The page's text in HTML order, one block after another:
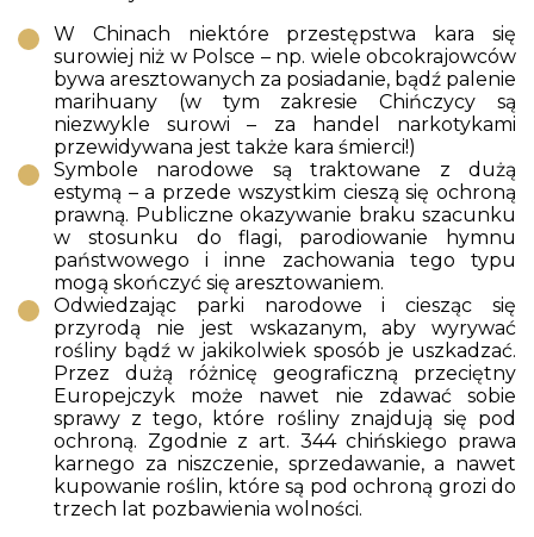
W Chinach niektóre przestępstwa kara się
surowiej niż w Polsce – np. wiele obcokrajowców
bywa aresztowanych za posiadanie, bądź palenie
marihuany (w tym zakresie Chińczycy są
niezwykle surowi – za handel narkotykami
przewidywana jest także kara śmierci!)
Symbole narodowe są traktowane z dużą
estymą – a przede wszystkim cieszą się ochroną
prawną. Publiczne okazywanie braku szacunku
w stosunku do flagi, parodiowanie hymnu
państwowego i inne zachowania tego typu
mogą skończyć się aresztowaniem.
Odwiedzając parki narodowe i ciesząc się
przyrodą nie jest wskazanym, aby wyrywać
rośliny bądź w jakikolwiek sposób je uszkadzać.
Przez dużą różnicę geograficzną przeciętny
Europejczyk może nawet nie zdawać sobie
sprawy z tego, które rośliny znajdują się pod
ochroną. Zgodnie z art. 344 chińskiego prawa
karnego za niszczenie, sprzedawanie, a nawet
kupowanie roślin, które są pod ochroną grozi do
trzech lat pozbawienia wolności.